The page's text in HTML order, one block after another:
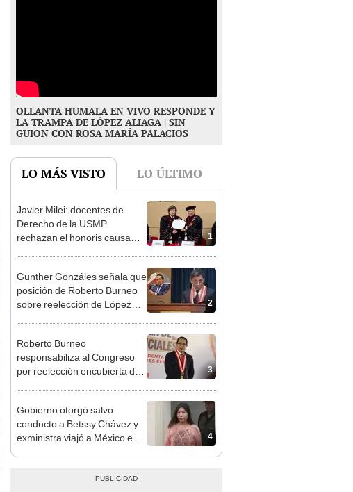
OLLANTA HUMALA EN VIVO RESPONDE Y
LA TRAMPA DE LÓPEZ ALIAGA | SIN
GUION CON ROSA MARÍA PALACIOS
LO MÁS VISTO LO ÚLTIMO
1
Javier Milei: docentes de
Derecho de la USMP
rechazan el honoris causa
2
Gunther Gonzáles señala que
posición de Roberto Burneo
sobre reelección de López
3
Roberto Burneo
responsabiliza al Congreso
por reelección encubierta de
4
Gobierno otorgó salvo
conducto a Betssy Chávez y
exministra viajó a México en